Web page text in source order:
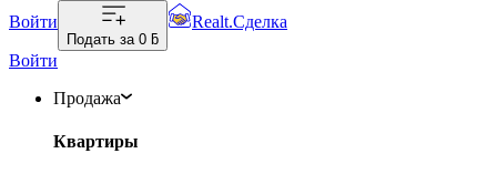
Войти
Подать за 0 ƃ
Realt.Сделка
Войти
Продажа
Квартиры